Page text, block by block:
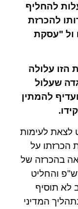
להחליף
להכרזת
ול "עסקת
עלולה
שעלול
להמתין
לצאת לעימות
הכרזתו על
בהכרזה של
והחליט
לא תוסיף
המדיני